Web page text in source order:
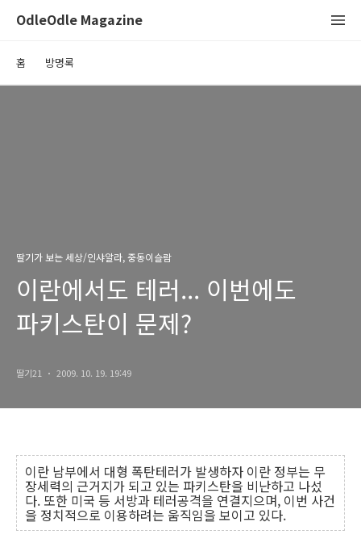
OdleOdle Magazine
홈 방명록
딸기가 보는 세상/인샤알라, 중동이슬람
이란에서도 테러... 이번에도
파키스탄이 문제?
딸기21 2009. 10. 19. 19:49
이란 남부에서 대형 폭탄테러가 발생하자 이란 정부는 무
장세력의 근거지가 되고 있는 파키스탄을 비난하고 나섰
다. 또한 미국 등 서방과 테러공격을 연결지으며, 이번 사건
을 정치적으로 이용하려는 움직임을 보이고 있다.